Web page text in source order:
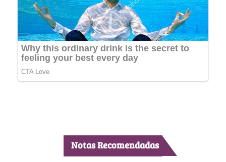
Notas Recomendadas